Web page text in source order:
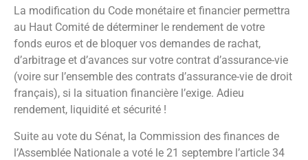
La modification du Code monétaire et financier permettra
au Haut Comité de déterminer le rendement de votre
fonds euros et de bloquer vos demandes de rachat,
d’arbitrage et d’avances sur votre contrat d’assurance-vie
(voire sur l’ensemble des contrats d’assurance-vie de droit
français), si la situation financière l’exige. Adieu
rendement, liquidité et sécurité !
Suite au vote du Sénat, la Commission des finances de
l’Assemblée Nationale a voté le 21 septembre l’article 34